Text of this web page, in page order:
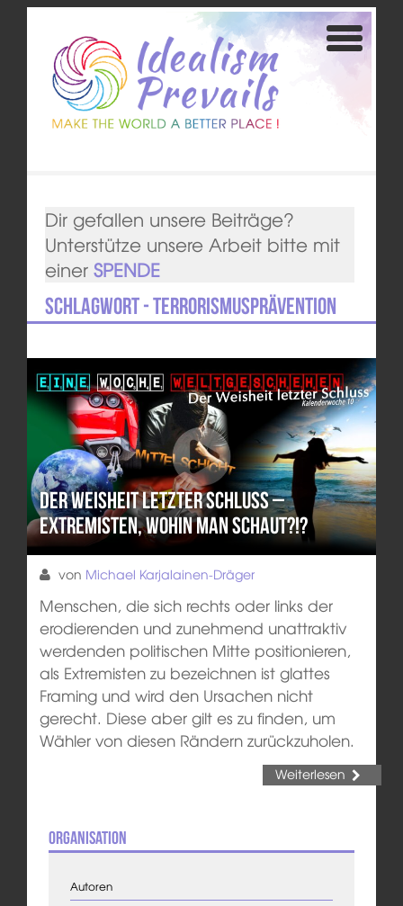
Dir gefallen unsere Beiträge?
Unterstütze unsere Arbeit bitte mit
einer SPENDE
Schlagwort - Terrorismusprävention
Der Weisheit letzter Schluss –
Extremisten, wohin man schaut?!?
von Michael Karjalainen-Dräger
Menschen, die sich rechts oder links der
erodierenden und zunehmend unattraktiv
werdenden politischen Mitte positionieren,
als Extremisten zu bezeichnen ist glattes
Framing und wird den Ursachen nicht
gerecht. Diese aber gilt es zu finden, um
Wähler von diesen Rändern zurückzuholen.
Weiterlesen
Organisation
Autoren